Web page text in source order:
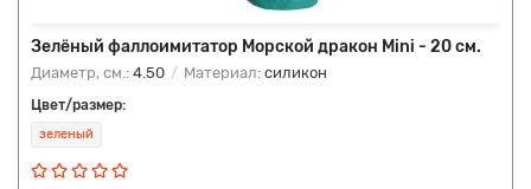
Зелёный фаллоимитатор Морской дракон Mini - 20 см.
Диаметр, см.: 4.50 Материал: силикон
Цвет/размер:
зеленый